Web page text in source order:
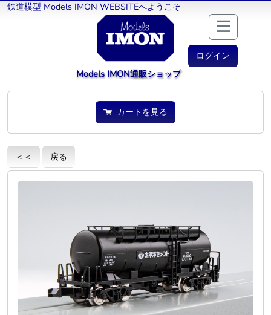
鉄道模型 Models IMON WEBSITEへようこそ
ログイン
Models IMON通販ショップ
カートを見る
＜＜ 戻る